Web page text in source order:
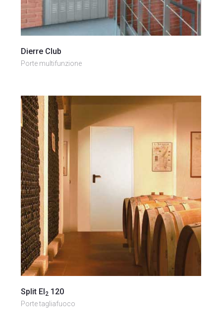
Dierre Club
Porte multifunzione
Split EI2 120
Porte tagliafuoco